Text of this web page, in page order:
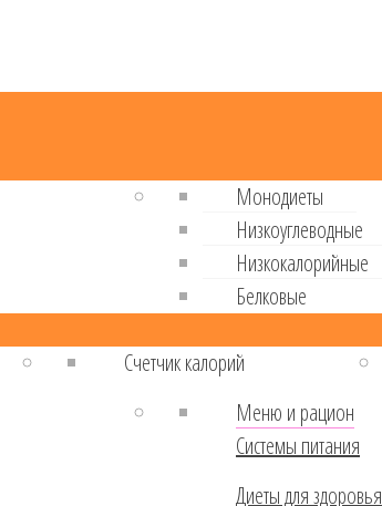
Монодиеты
Низкоуглеводные
Низкокалорийные
Белковые
Cчетчик калорий
Меню и рацион
Системы питания
Диеты для здоровья